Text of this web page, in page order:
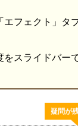
エフェクト」タ
をスライドバー
疑問が